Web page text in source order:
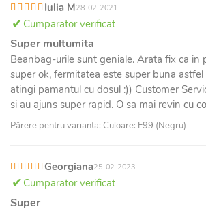
Iulia M28-02-2021
Cumparator verificat
Super multumita
Beanbag-urile sunt geniale. Arata fix ca in
super ok, fermitatea este super buna
atingi pamantul cu dosul :)) Customer
si au ajuns super rapid. O sa mai revin cu
Părere pentru varianta: Culoare: F99 (Negru)
Georgiana25-02-2023
Cumparator verificat
Super